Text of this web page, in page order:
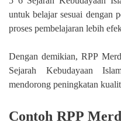
untuk belajar sesuai dengan
proses pembelajaran lebih
Dengan demikian, RPP
Sejarah Kebudayaan
mendorong peningkatan
Contoh RPP